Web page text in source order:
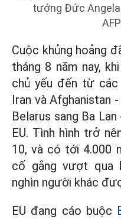
tướng Đức Angela
Cuộc khủng hoảng
tháng 8 năm nay,
chủ yếu đến từ các
Iran và Afghanistan
Belarus sang Ba
EU. Tình hình trở
10, và có tới 4.000
cố gắng vượt qua
nghìn người khác
EU đang cáo buộc